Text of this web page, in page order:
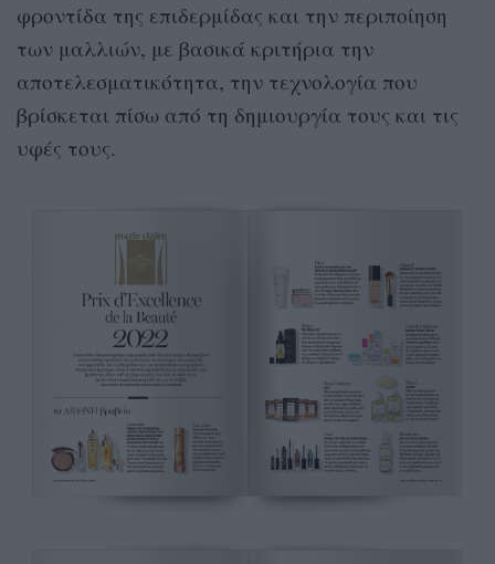
φροντίδα της επιδερμίδας και την περιποίηση
των μαλλιών, με βασικά κριτήρια την
αποτελεσματικότητα, την τεχνολογία που
βρίσκεται πίσω από τη δημιουργία τους και τις
υφές τους.